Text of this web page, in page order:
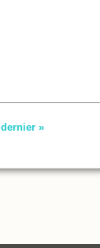
dernier »